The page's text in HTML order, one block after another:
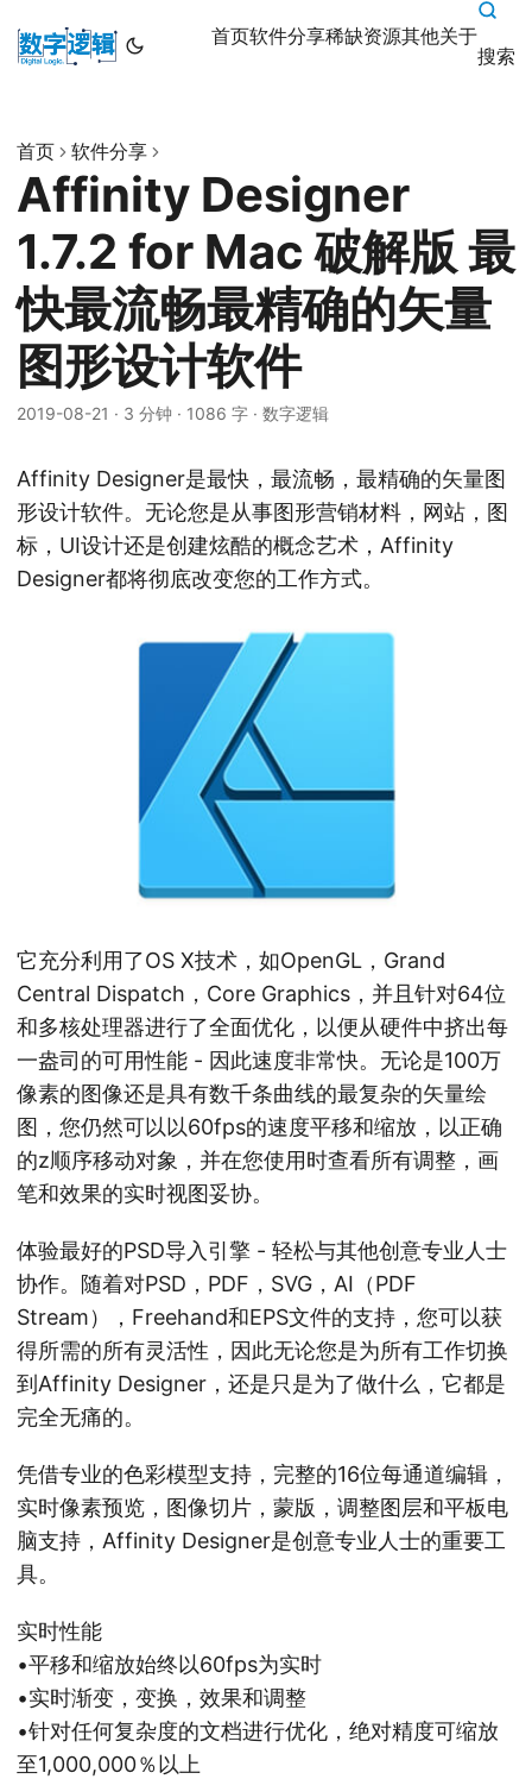
首页软件分享稀缺资源其他关于
搜索
首页 软件分享
Affinity Designer
1.7.2 for Mac 破解版 最
快最流畅最精确的矢量
图形设计软件
2019-08-21 · 3 分钟 · 1086 字 · 数字逻辑
Affinity Designer是最快，最流畅，最精确的矢量图
形设计软件。无论您是从事图形营销材料，网站，图
标，UI设计还是创建炫酷的概念艺术，Affinity
Designer都将彻底改变您的工作方式。
它充分利用了OS X技术，如OpenGL，Grand
Central Dispatch，Core Graphics，并且针对64位
和多核处理器进行了全面优化，以便从硬件中挤出每
一盎司的可用性能 - 因此速度非常快。无论是100万
像素的图像还是具有数千条曲线的最复杂的矢量绘
图，您仍然可以以60fps的速度平移和缩放，以正确
的z顺序移动对象，并在您使用时查看所有调整，画
笔和效果的实时视图妥协。
体验最好的PSD导入引擎 - 轻松与其他创意专业人士
协作。随着对PSD，PDF，SVG，AI（PDF
Stream），Freehand和EPS文件的支持，您可以获
得所需的所有灵活性，因此无论您是为所有工作切换
到Affinity Designer，还是只是为了做什么，它都是
完全无痛的。
凭借专业的色彩模型支持，完整的16位每通道编辑，
实时像素预览，图像切片，蒙版，调整图层和平板电
脑支持，Affinity Designer是创意专业人士的重要工
具。
实时性能
•平移和缩放始终以60fps为实时
•实时渐变，变换，效果和调整
•针对任何复杂度的文档进行优化，绝对精度可缩放
至1,000,000％以上